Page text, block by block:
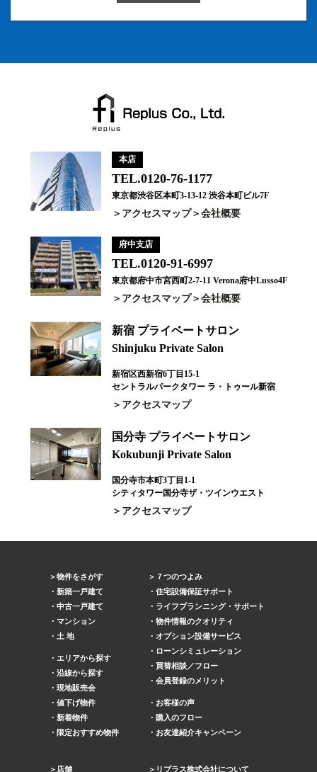
本店
TEL.0120-76-1177
東京都渋谷区本町3-13-12 渋谷本町ビル7F
アクセスマップ 会社概要
府中支店
TEL.0120-91-6997
東京都府中市宮西町2-7-11 Verona府中Lusso4F
アクセスマップ 会社概要
新宿 プライベートサロン
Shinjuku Private Salon
新宿区西新宿6丁目15-1
セントラルパークタワー ラ・トゥール新宿
アクセスマップ
国分寺 プライベートサロン
Kokubunji Private Salon
国分寺市本町3丁目1-1
シティタワー国分寺ザ・ツインウエスト
アクセスマップ
物件をさがす
新築一戸建て
中古一戸建て
マンション
土 地
エリアから探す
沿線から探す
現地販売会
値下げ物件
新着物件
限定おすすめ物件
７つのつよみ
住宅設備保証サポート
ライフプランニング・サポート
物件情報のクオリティ
オプション設備サービス
ローンシミュレーション
買替相談／フロー
会員登録のメリット
お客様の声
購入のフロー
お友達紹介キャンペーン
店舗 リプラス株式会社について